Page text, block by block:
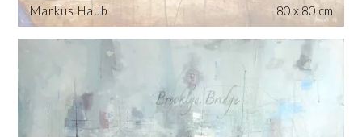
Markus Haub
80 x 80 cm